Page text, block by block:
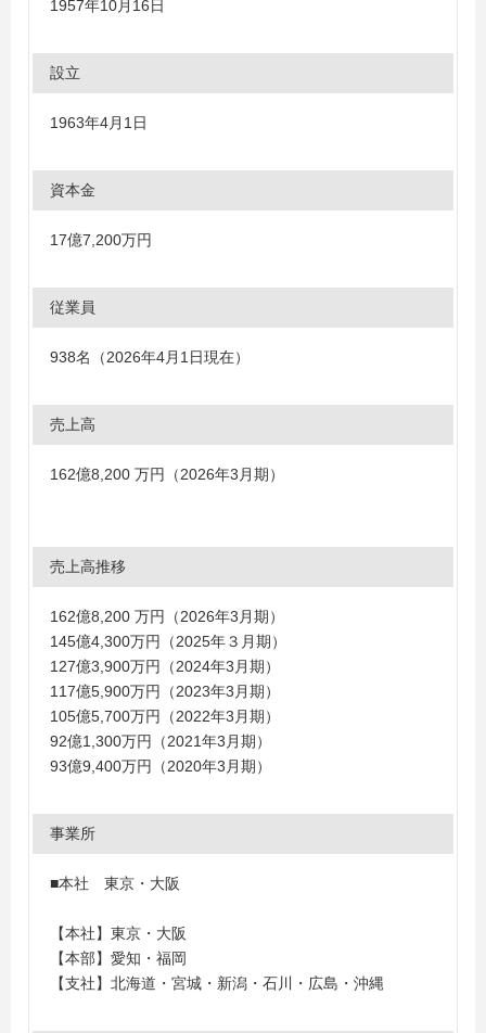
1957年10月16日
設立
1963年4月1日
資本金
17億7,200万円
従業員
938名（2026年4月1日現在）
売上高
162億8,200 万円（2026年3月期）
売上高推移
162億8,200 万円（2026年3月期）
145億4,300万円（2025年３月期）
127億3,900万円（2024年3月期）
117億5,900万円（2023年3月期）
105億5,700万円（2022年3月期）
92億1,300万円（2021年3月期）
93億9,400万円（2020年3月期）
事業所
■本社 東京・大阪
【本社】東京・大阪
【本部】愛知・福岡
【支社】北海道・宮城・新潟・石川・広島・沖縄